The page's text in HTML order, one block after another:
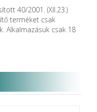
40/2001. (XII.23.)
terméket csak
Alkalmazásuk csak 18